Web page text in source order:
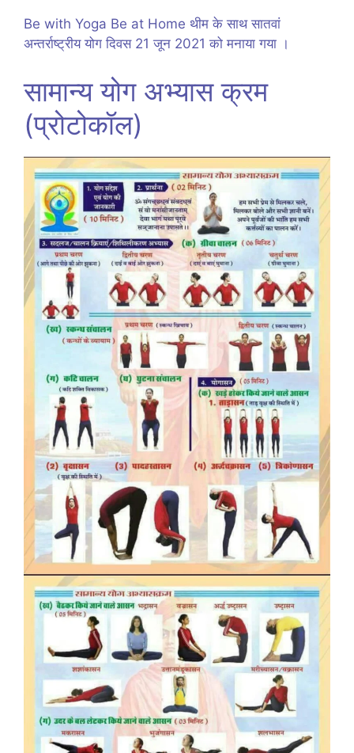
Be with Yoga Be at Home थीम के साथ सातवां
अन्तर्राष्ट्रीय योग दिवस 21 जून 2021 को मनाया गया ।
सामान्य योग अभ्यास क्रम
(प्रोटोकॉल)